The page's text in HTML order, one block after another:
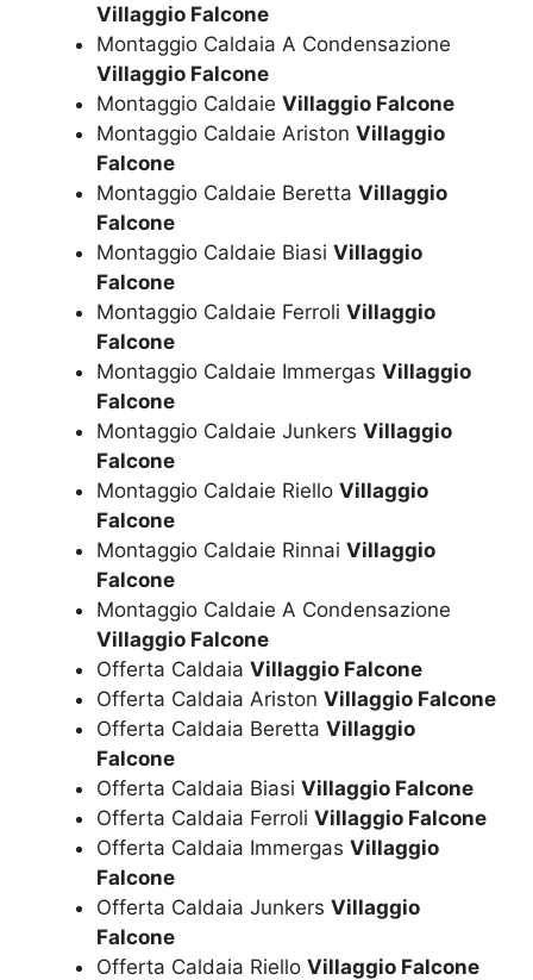
Villaggio Falcone
Montaggio Caldaia A Condensazione
Villaggio Falcone
Montaggio Caldaie Villaggio Falcone
Montaggio Caldaie Ariston Villaggio
Falcone
Montaggio Caldaie Beretta Villaggio
Falcone
Montaggio Caldaie Biasi Villaggio
Falcone
Montaggio Caldaie Ferroli Villaggio
Falcone
Montaggio Caldaie Immergas Villaggio
Falcone
Montaggio Caldaie Junkers Villaggio
Falcone
Montaggio Caldaie Riello Villaggio
Falcone
Montaggio Caldaie Rinnai Villaggio
Falcone
Montaggio Caldaie A Condensazione
Villaggio Falcone
Offerta Caldaia Villaggio Falcone
Offerta Caldaia Ariston Villaggio Falcone
Offerta Caldaia Beretta Villaggio
Falcone
Offerta Caldaia Biasi Villaggio Falcone
Offerta Caldaia Ferroli Villaggio Falcone
Offerta Caldaia Immergas Villaggio
Falcone
Offerta Caldaia Junkers Villaggio
Falcone
Offerta Caldaia Riello Villaggio Falcone